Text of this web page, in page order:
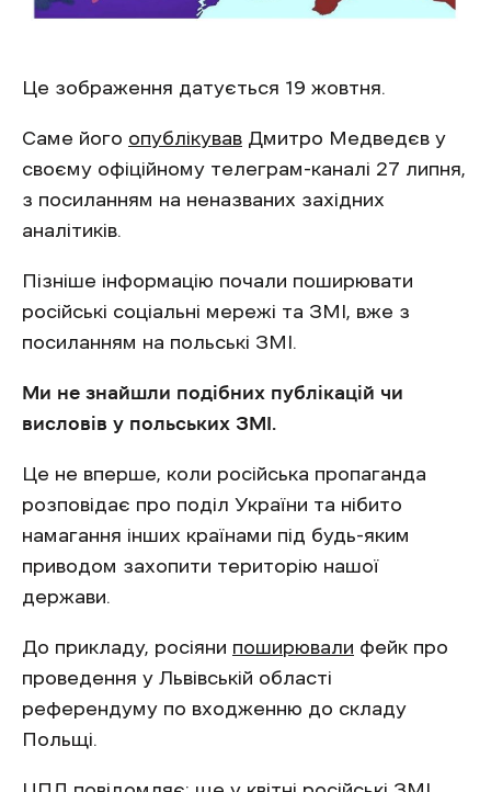
Це зображення датується 19 жовтня.
Саме його опублікував Дмитро Медведєв у
своєму офіційному телеграм-каналі 27 липня,
з посиланням на неназваних західних
аналітиків.
Пізніше інформацію почали поширювати
російські соціальні мережі та ЗМІ, вже з
посиланням на польські ЗМІ.
Ми не знайшли подібних публікацій чи
висловів у польських ЗМІ.
Це не вперше, коли російська пропаганда
розповідає про поділ України та нібито
намагання інших країнами під будь-яким
приводом захопити територію нашої
держави.
До прикладу, росіяни поширювали фейк про
проведення у Львівській області
референдуму по входженню до складу
Польщі.